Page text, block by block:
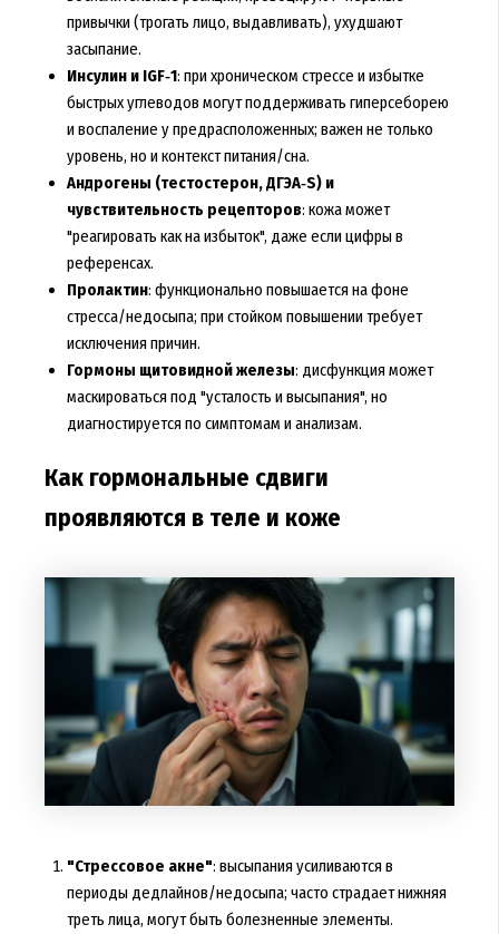
привычки (трогать лицо, выдавливать), ухудшают
засыпание.
Инсулин и IGF‑1: при хроническом стрессе и избытке
быстрых углеводов могут поддерживать гиперсеборею
и воспаление у предрасположенных; важен не только
уровень, но и контекст питания/сна.
Андрогены (тестостерон, ДГЭА‑S) и
чувствительность рецепторов: кожа может
"реагировать как на избыток", даже если цифры в
референсах.
Пролактин: функционально повышается на фоне
стресса/недосыпа; при стойком повышении требует
исключения причин.
Гормоны щитовидной железы: дисфункция может
маскироваться под "усталость и высыпания", но
диагностируется по симптомам и анализам.
Как гормональные сдвиги
проявляются в теле и коже
"Стрессовое акне": высыпания усиливаются в
периоды дедлайнов/недосыпа; часто страдает нижняя
треть лица, могут быть болезненные элементы.